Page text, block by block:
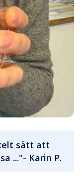
sätt att
..."- Karin P.